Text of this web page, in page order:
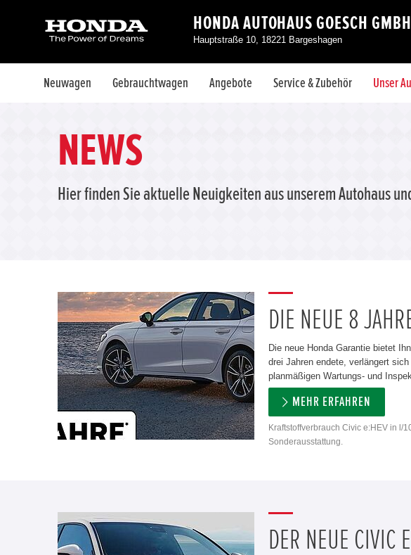
HONDA AUTOHAUS GOESCH GMBH
Hauptstraße 10, 18221 Bargeshagen
Neuwagen Gebrauchtwagen Angebote Service & Zubehör Unser
NEWS
Hier finden Sie aktuelle Neuigkeiten aus unserem Autohaus
DIE NEUE 8
Die neue Honda Garantie bietet
drei Jahren endete, verlängert
planmäßigen Wartungs- und
MEHR ERFAHREN
Kraftstoffverbrauch Civic e:HEV in l/
Sonderausstattung.
DER NEUE CIVIC